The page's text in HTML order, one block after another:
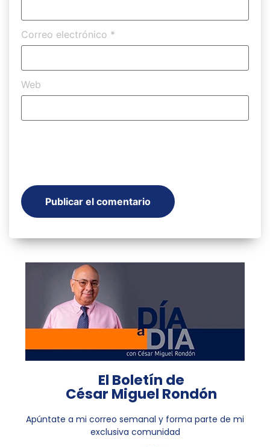
Correo electrónico *
Web
El Boletín de
César Miguel Rondón
Apúntate a mi correo semanal y forma parte de mi
exclusiva comunidad